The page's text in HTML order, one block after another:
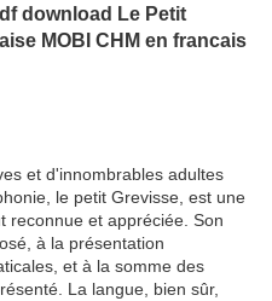
download Le Petit
MOBI CHM en francais
et d'innombrables adultes
le petit Grevisse, est une
reconnue et appréciée. Son
à la présentation
et à la somme des
La langue, bien sûr,